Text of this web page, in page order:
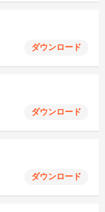
ダウンロード
ダウンロード
ダウンロード